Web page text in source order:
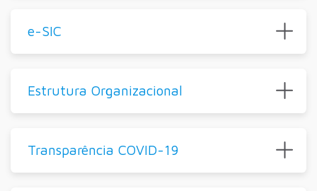
e-SIC
Estrutura Organizacional
Transparência COVID-19